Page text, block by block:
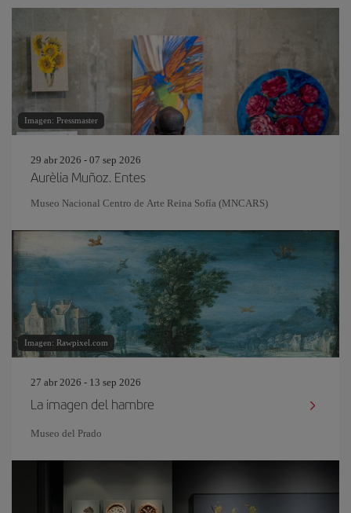
Imagen: Pressmaster
29 abr 2026 - 07 sep 2026
Aurèlia Muñoz. Entes
Museo Nacional Centro de Arte Reina Sofía (MNCARS)
Imagen: Rawpixel.com
27 abr 2026 - 13 sep 2026
La imagen del hambre
Museo del Prado